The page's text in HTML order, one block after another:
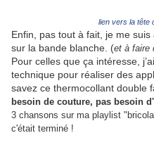
lien vers la tête
Enfin, pas tout à fait, je me
sur la bande blanche. (et à faire
Pour celles que ça intéresse,
technique pour réaliser des
savez ce thermocollant double
besoin de couture, pas besoin
3 chansons sur ma playlist
c'était terminé !